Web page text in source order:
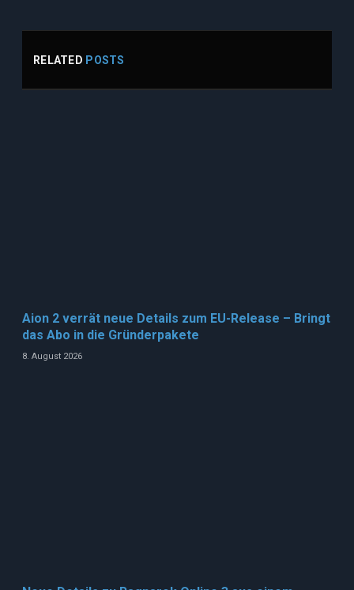
RELATED POSTS
Aion 2 verrät neue Details zum EU-Release – Bringt
das Abo in die Gründerpakete
8. August 2026